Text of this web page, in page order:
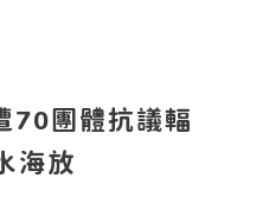
70團體抗議輻
海放